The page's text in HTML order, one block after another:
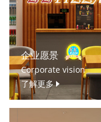
企业愿景
Corporate vision
了解更多